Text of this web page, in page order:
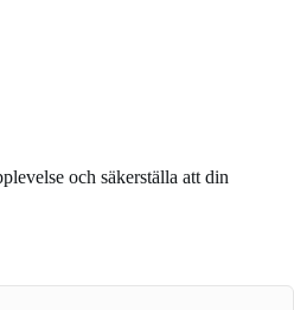
och säkerställa att din